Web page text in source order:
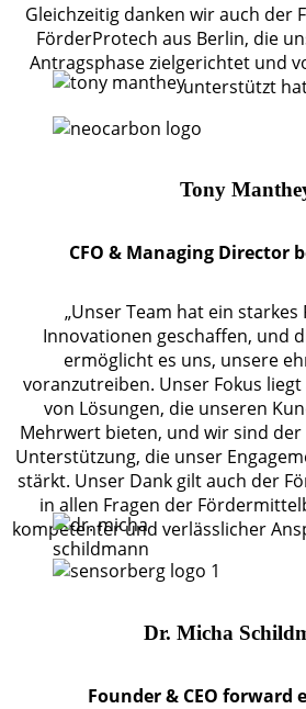
Gleichzeitig danken wir auch der
FörderProtech aus Berlin, die
Antragsphase zielgerichtet und
unterstützt
Tony
CFO & Managing Director
„Unser Team hat ein
Innovationen geschaffen, und
ermöglicht es uns, unsere
voranzutreiben. Unser Fokus
von Lösungen, die unseren
Mehrwert bieten, und wir sind
Unterstützung, die unser
stärkt. Unser Dank gilt auch der
in allen Fragen der
kompetenter und verlässlicher
Dr. Micha
Founder & CEO forward